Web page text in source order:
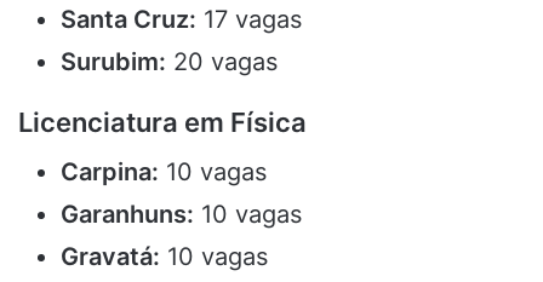
Santa Cruz: 17 vagas
Surubim: 20 vagas
Licenciatura em Física
Carpina: 10 vagas
Garanhuns: 10 vagas
Gravatá: 10 vagas